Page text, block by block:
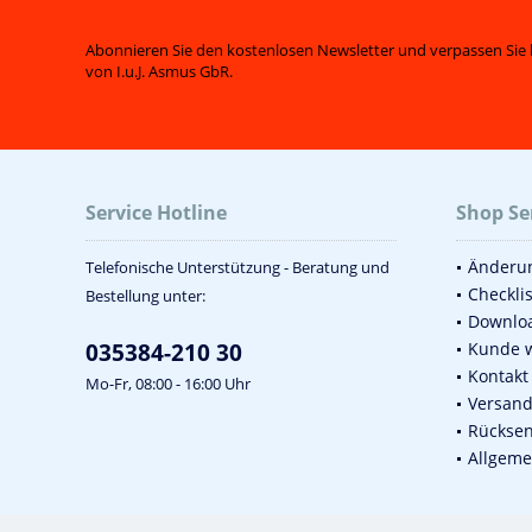
22,5cm
23,0cm
25,6cm
Abonnieren Sie den kostenlosen Newsletter und verpassen
von I.u.J. Asmus GbR.
Service Hotline
Telefonische Unterstützung - Beratung und
Bestellung unter:
035384-210 30
Mo-Fr, 08:00 - 16:00 Uhr
Shop
Kunde
Kontakt